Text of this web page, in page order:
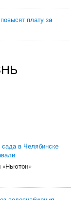
плату за
сада в Челябинске
«Ньютон»